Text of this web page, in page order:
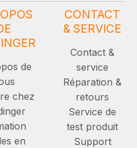
de
chez
en
CONTACT
& SERVICE
Contact &
service
Réparation &
retours
Service de
test produit
Support